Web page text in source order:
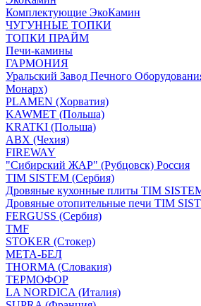
Комплектующие ЭкоКамин
ЧУГУННЫЕ ТОПКИ
ТОПКИ ПРАЙМ
Печи-камины
ГАРМОНИЯ
Уральский Завод Печного
Монарх)
PLAMEN (Хорватия)
KAWMET (Польша)
KRATKI (Польша)
ABX (Чехия)
FIREWAY
"Сибирский ЖАР" (Рубцовск) Россия
TIM SISTEM (Сербия)
Дровяные кухонные плиты TIM
Дровяные отопительные печи TIM
FERGUSS (Сербия)
TMF
STOKER (Стокер)
МЕТА-БЕЛ
THORMA (Словакия)
ТЕРМОФОР
LA NORDICA (Италия)